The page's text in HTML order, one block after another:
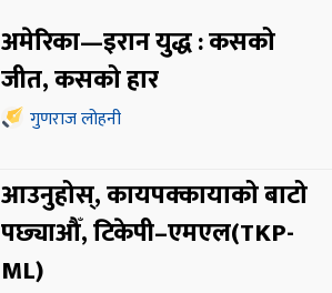
अमेरिका—इरान युद्ध : कसको
जीत, कसको हार
गुणराज लोहनी
आउनुहोस्, कायपक्कायाको बाटो
पछ्याऔँ, टिकेपी–एमएल(TKP-
ML)